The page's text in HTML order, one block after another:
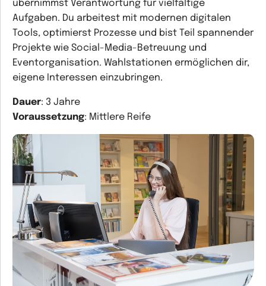
übernimmst Verantwortung für vielfältige
Aufgaben. Du arbeitest mit modernen digitalen
Tools, optimierst Prozesse und bist Teil spannender
Projekte wie Social-Media-Betreuung und
Eventorganisation. Wahlstationen ermöglichen dir,
eigene Interessen einzubringen.
Dauer: 3 Jahre
Voraussetzung: Mittlere Reife